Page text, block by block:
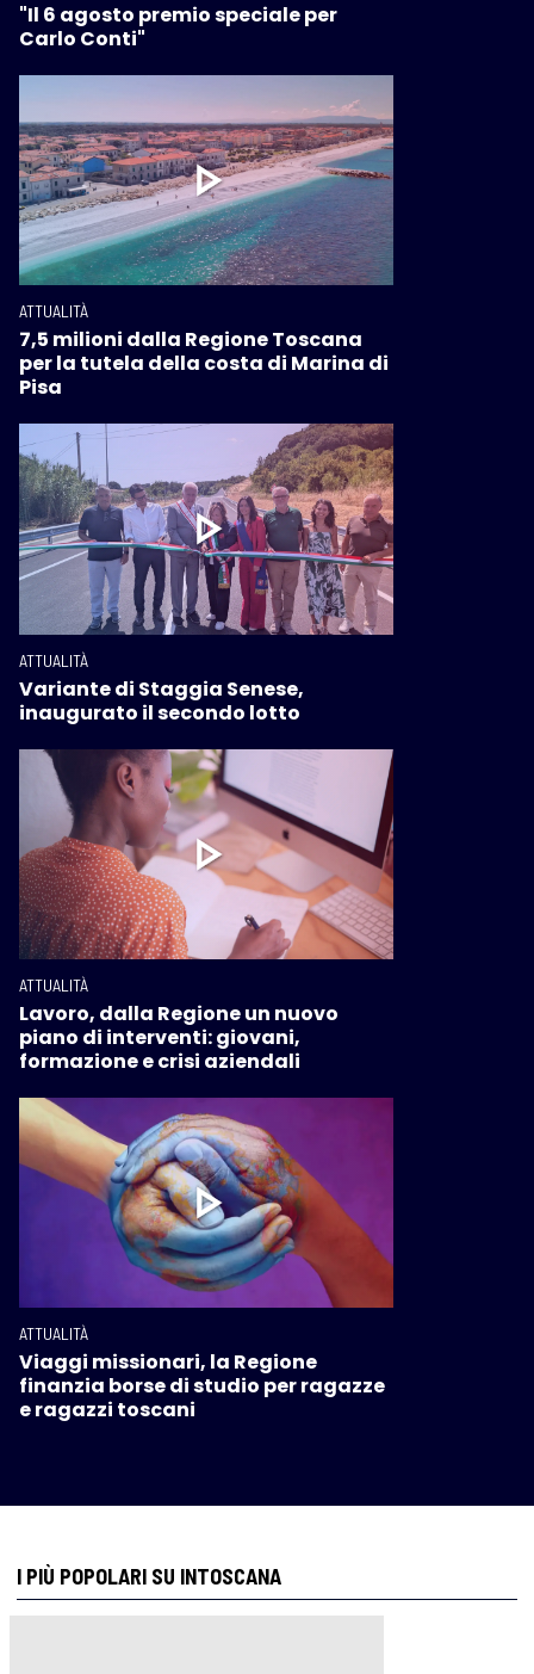
"Il 6 agosto premio speciale per
Carlo Conti"
ATTUALITÀ
7,5 milioni dalla Regione Toscana
per la tutela della costa di Marina di
Pisa
ATTUALITÀ
Variante di Staggia Senese,
inaugurato il secondo lotto
ATTUALITÀ
Lavoro, dalla Regione un nuovo
piano di interventi: giovani,
formazione e crisi aziendali
ATTUALITÀ
Viaggi missionari, la Regione
finanzia borse di studio per ragazze
e ragazzi toscani
I PIÙ POPOLARI SU INTOSCANA